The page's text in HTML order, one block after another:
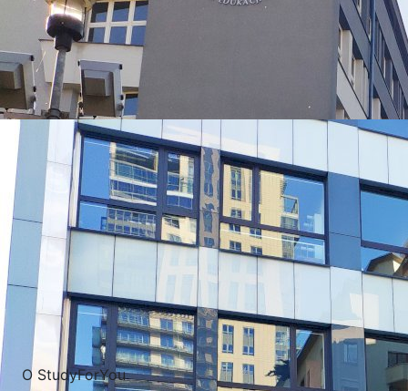
УНИВЕРСИТЕТЫ, КОТОРЫЕ ЧАЩЕ ВСЕГО ВЫБИРАЮТ
О StudyForYou